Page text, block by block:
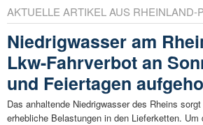
AKTUELLE ARTIKEL AUS RHEINLAND-
Niedrigwasser am
Lkw-Fahrverbot an
und Feiertagen
Das anhaltende Niedrigwasser des Rheins
erhebliche Belastungen in den Lieferketten. Um